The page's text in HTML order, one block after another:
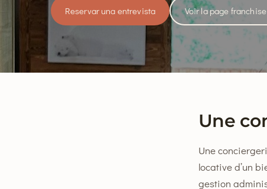
Reservar una entrevista Voir la page franchise
Une
Une
locative d’un
gestion